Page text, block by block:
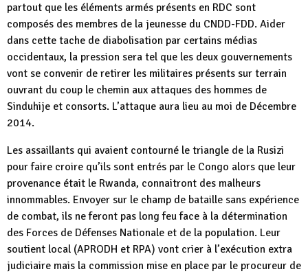
partout que les éléments armés présents en RDC sont
composés des membres de la jeunesse du CNDD-FDD. Aider
dans cette tache de diabolisation par certains médias
occidentaux, la pression sera tel que les deux gouvernements
vont se convenir de retirer les militaires présents sur terrain
ouvrant du coup le chemin aux attaques des hommes de
Sinduhije et consorts. L’attaque aura lieu au moi de Décembre
2014.
Les assaillants qui avaient contourné le triangle de la Rusizi
pour faire croire qu’ils sont entrés par le Congo alors que leur
provenance était le Rwanda, connaitront des malheurs
innommables. Envoyer sur le champ de bataille sans expérience
de combat, ils ne feront pas long feu face à la détermination
des Forces de Défenses Nationale et de la population. Leur
soutient local (APRODH et RPA) vont crier à l’exécution extra
judiciaire mais la commission mise en place par le procureur de